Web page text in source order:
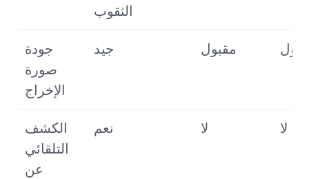
الثقوب
جودة
صورة
الإخراج
جيد مقبول
الكشف
التلقائي
عن
نعم لا لا